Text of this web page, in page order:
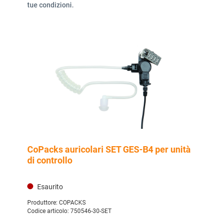
tue condizioni.
CoPacks auricolari SET GES-B4 per unità
di controllo
Esaurito
Produttore: COPACKS
Codice articolo: 750546-30-SET